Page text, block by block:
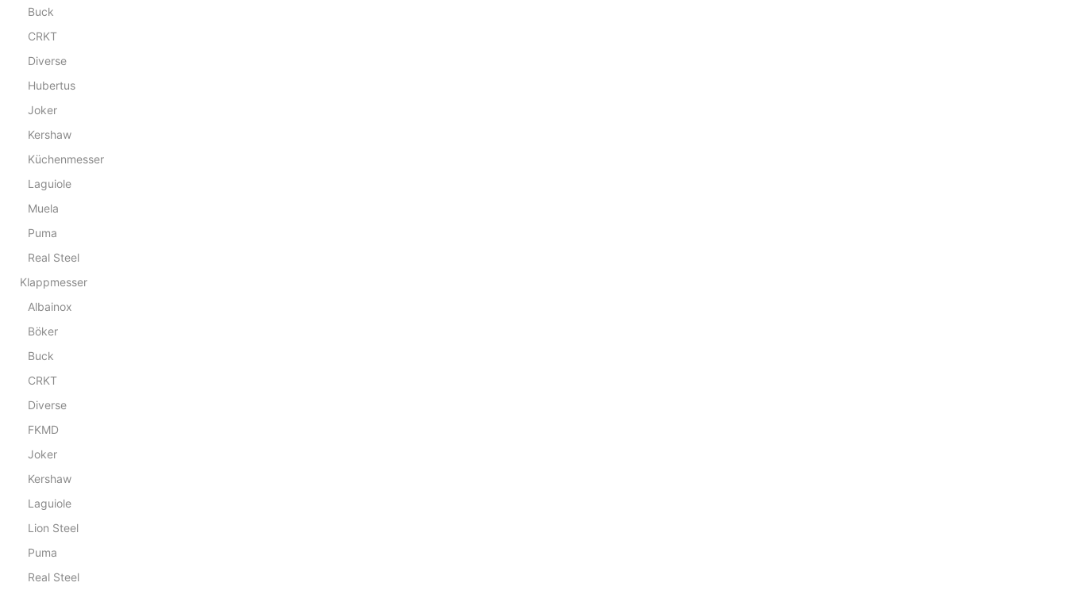
Buck
CRKT
Diverse
Hubertus
Joker
Kershaw
Küchenmesser
Laguiole
Muela
Puma
Real Steel
Klappmesser
Albainox
Böker
Buck
CRKT
Diverse
FKMD
Joker
Kershaw
Laguiole
Lion Steel
Puma
Real Steel